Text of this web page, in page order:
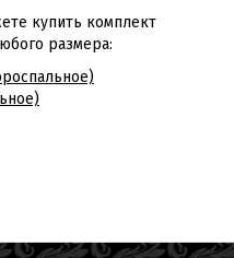
купить комплект
размера: